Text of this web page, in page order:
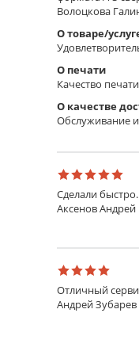
Трос
Специальный
Изящная
золото.
Профиль
Держатель
Держатель
Липучки 3М
Пара
Шнурок
Надежный
Волоцкова
О товаре/
О печати
Качество
О качестве
Обслуживание
Сделали
Аксенов Андрей
Отличный
Андрей Зубарев